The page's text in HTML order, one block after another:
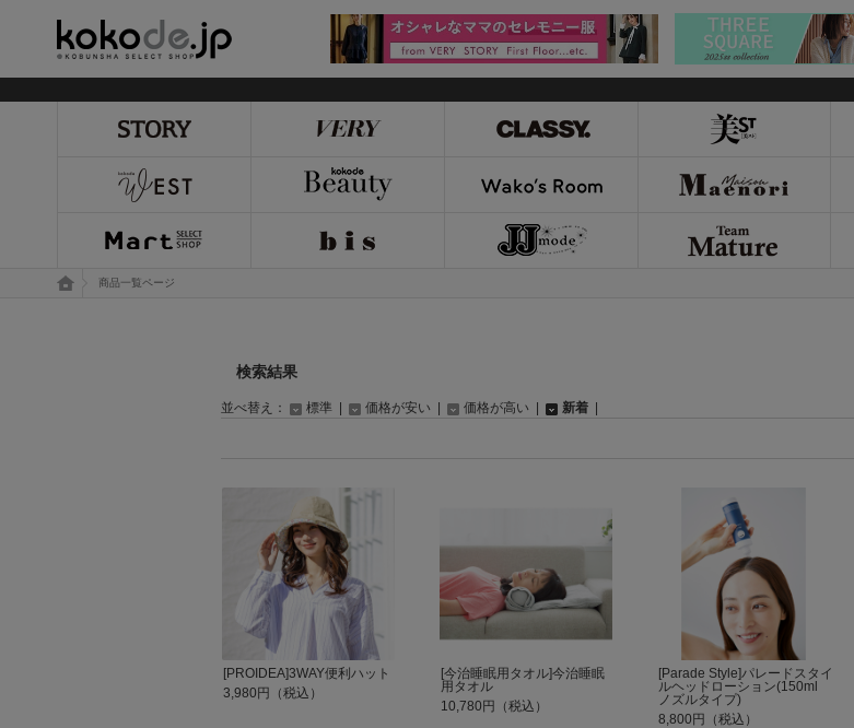
トップページ
商品一覧ページ
検索結果
並べ替え： 標準 価格が安い 価格が高い 新着
[PROIDEA]3WAY便利ハット
3,980円（税込）
[今治睡眠用タオル]今治睡眠
用タオル
10,780円（税込）
[Parade Style]パレードスタイ
ルヘッドローション(150ml
ノズルタイプ)
8,800円（税込）